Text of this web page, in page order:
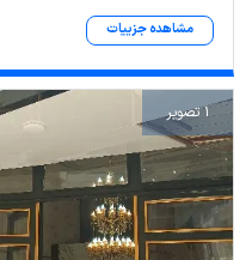
مشاهده جزییات
1 تصویر